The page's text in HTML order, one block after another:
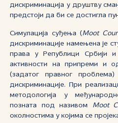
дискриминација у друштву
предстоји да би се достигла
Симулација суђења (Moot
дискриминације намењена је
права у Републици Србији и
активности на припреми и
(задатог правног
дискриминације. При
методологија у
позната под називом Moot
околностима у којима се